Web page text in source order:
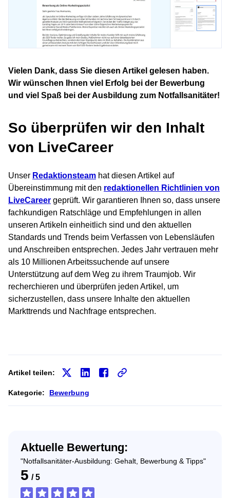
Vielen Dank, dass Sie diesen Artikel gelesen haben.
Wir wünschen Ihnen viel Erfolg bei der Bewerbung
und viel Spaß bei der Ausbildung zum Notfallsanitäter!
So überprüfen wir den Inhalt
von LiveCareer
Unser Redaktionsteam hat diesen Artikel auf
Übereinstimmung mit den redaktionellen Richtlinien von
LiveCareer geprüft. Wir garantieren Ihnen so, dass unsere
fachkundigen Ratschläge und Empfehlungen in allen
unseren Artikeln einheitlich sind und den aktuellen
Standards und Trends beim Verfassen von Lebensläufen
und Anschreiben entsprechen. Jedes Jahr vertrauen mehr
als 10 Millionen Arbeitssuchende auf unsere
Unterstützung auf dem Weg zu ihrem Traumjob. Wir
recherchieren und überprüfen jeden Artikel, um
sicherzustellen, dass unsere Inhalte den aktuellen
Markttrends und Nachfrage entsprechen.
Artikel teilen:
Kategorie: Bewerbung
Aktuelle Bewertung:
"Notfallsanitäter-Ausbildung: Gehalt, Bewerbung & Tipps"
5 / 5